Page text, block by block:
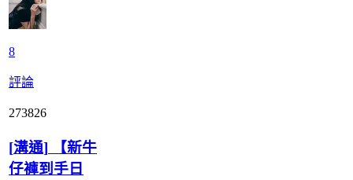
8
評論
273826
[溝通] 【新牛
仔褲到手日